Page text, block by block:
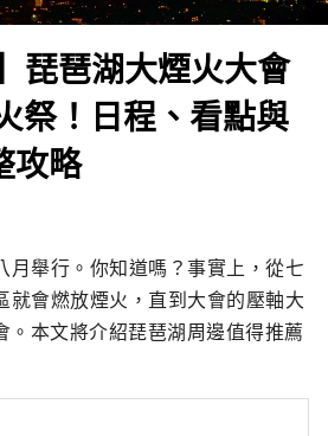
琵琶湖大煙火大會
祭！日程、看點與
攻略
月舉行。你知道嗎？事實上，從七
就會燃放煙火，直到大會的壓軸大
本文將介紹琵琶湖周邊值得推薦